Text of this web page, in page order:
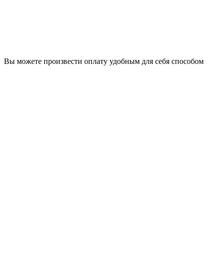
Вы можете произвести оплату удобным для себя способом